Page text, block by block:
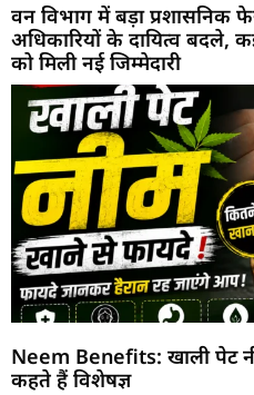
वन विभाग में बड़ा
अधिकारियों के दायित्व
को मिली नई जिम्मेदारी
Neem Benefits: खाली पेट
कहते हैं विशेषज्ञ